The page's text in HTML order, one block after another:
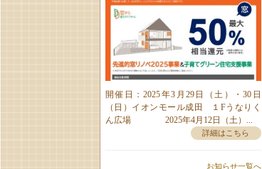
開催日：2025年3月29日（土）・30日
（日）イオンモール成田 １Fうなりく
ん広場 2025年4月12日（土）...
詳細はこちら
お知らせ一覧へ